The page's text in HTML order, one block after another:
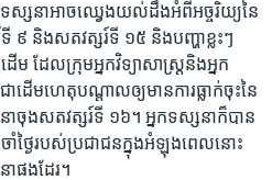
ទស្សនា​អាច​ឈ្វេង​យល់ដឹង​អំពី​អច្ចរិយ្យ​នៃ​
ទី ៩ និង​សតវត្សរ៍​ទី ១៥ និង​បញ្ហាខ្លះៗ
ម ដែល​ក្រុម​អ្នក​វិទ្យាសាស្ត្រ​និង​អ្នក​
ដើមហេតុ​បណ្តាល​ឲ្យមាន​ការធ្លាក់ចុះនៃ​
ចុង​សតវត្សរ៍​ទី ១៦។ អ្នក​ទស្សនា​ក៏​បាន​
ថ្ងៃ​របស់​ប្រជាជន​ក្នុង​អំឡុង​ពេល​នោះ
ាផងដែរ។